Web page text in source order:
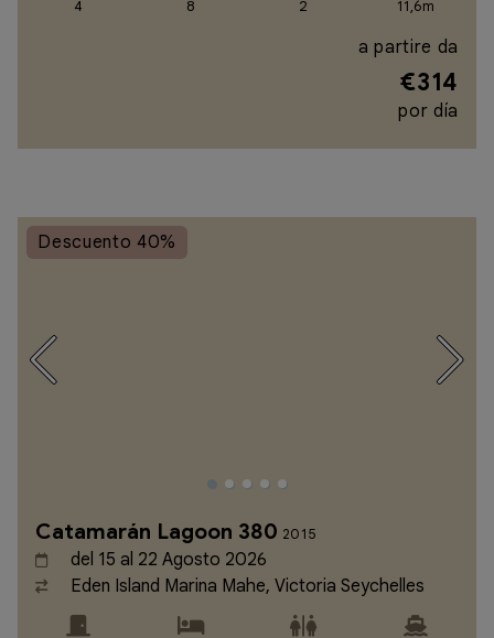
4 8 2 11,6m
a partire da
€314
por día
Descuento 40%
Catamarán Lagoon 380 2015
del 15 al 22 Agosto 2026
Eden Island Marina Mahe, Victoria Seychelles